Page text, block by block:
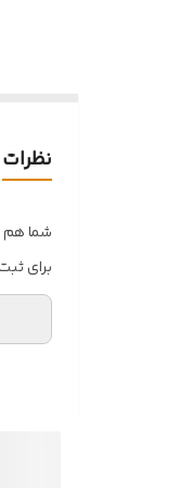
نظرات
شما هم
برای